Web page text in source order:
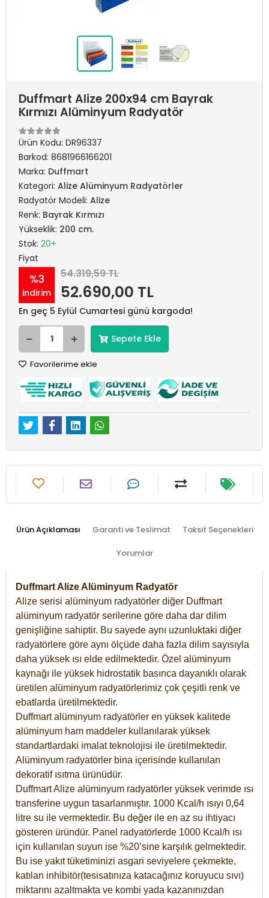
Duffmart Alize 200x94 cm Bayrak
Kırmızı Alüminyum Radyatör
Ürün Kodu: DR96337
Barkod: 8681966166201
Marka: Duffmart
Kategori: Alize Alüminyum Radyatörler
Radyatör Modeli: Alize
Renk: Bayrak Kırmızı
Yükseklik: 200 cm.
Stok: 20+
Fiyat
%3
indirim
54.319,59 TL
52.690,00 TL
En geç 5 Eylül Cumartesi günü kargoda!
Sepete Ekle
Favorilerime ekle
Ürün Açıklaması Garanti ve Teslimat Taksit Seçenekleri
Yorumlar
Duffmart Alize Alüminyum Radyatör
Alize serisi alüminyum radyatörler diğer Duffmart
alüminyum radyatör serilerine göre daha dar dilim
genişliğine sahiptir. Bu sayede aynı uzunluktaki diğer
radyatörlere göre aynı ölçüde daha fazla dilim sayısıyla
daha yüksek ısı elde edilmektedir. Özel alüminyum
kaynağı ile yüksek hidrostatik basınca dayanıklı olarak
üretilen alüminyum radyatörlerimiz çok çeşitli renk ve
ebatlarda üretilmektedir.
Duffmart alüminyum radyatörler en yüksek kalitede
alüminyum ham maddeler kullanılarak yüksek
standartlardaki imalat teknolojisi ile üretilmektedir.
Alüminyum radyatörler bina içerisinde kullanılan
dekoratif ısıtma ürünüdür.
Duffmart Alize alüminyum radyatörler yüksek verimde ısı
transferine uygun tasarlanmıştır. 1000 Kcal/h ısıyı 0,64
litre su ile vermektedir. Bu değer ile en az su ihtiyacı
gösteren üründür. Panel radyatörlerde 1000 Kcal/h ısı
için kullanılan suyun ise %20’sine karşılık gelmektedir.
Bu ise yakıt tüketiminizi asgari seviyelere çekmekte,
katılan inhibitör(tesisatınıza katacağınız koruyucu sıvı)
miktarını azaltmakta ve kombi yada kazanınızdan